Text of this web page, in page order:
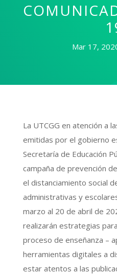
Mar 17,
La UTCGG en atención a
emitidas por el gobierno
Secretaría de Educación
campaña de prevención
el distanciamiento social
administrativas y
marzo al 20 de abril de
realizarán estrategias
proceso de enseñanza –
herramientas digitales a
estar atentos a las